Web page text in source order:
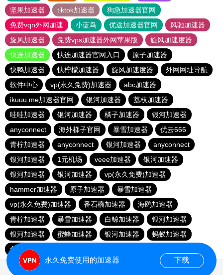
坚果加速器
tiktok加速器
狗急加速器官网
免费vqn外网加速
小蓝鸟 优途加速器官网
风驰加速器
旋风加速器
免费vps加速器外网苹果版
旋风加速度器
快连加速器
快连加速器官网入口
原子加速器
快鸭加速器
快柠檬加速器 旋风加速度器
外网网址导航
软件中心
vp(永久免费)加速器
abc加速器
ikuuu.me加速器官网
银河加速器
荔枝加速器
哇哇加速器
银河加速器 橘子加速器
银河加速器
anyconnect
海外梯子官网 暴雪加速器
优云666
青柠加速器
anyconnect 银河加速器
anyconnect
银河加速器
1元机场 veee加速器
银河加速器
银河加速器
银河加速器
vp(永久免费)加速器
hammer加速器
原子加速器
暴雪加速器
vp(永久免费)加速器
番石榴加速器
海鸥加速器
青柠加速器
暴雪加速器 白鲸加速器
银河加速器
银河加速器
蜜蜂加速器 银河加速器
蚂蚁加速器
免费海外pvn加速器
永久免费使用的加速器 下载